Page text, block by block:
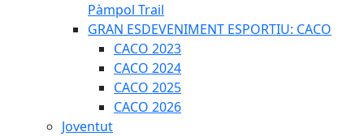
Pàmpol Trail
GRAN ESDEVENIMENT ESPORTIU: CACO
CACO 2023
CACO 2024
CACO 2025
CACO 2026
Joventut